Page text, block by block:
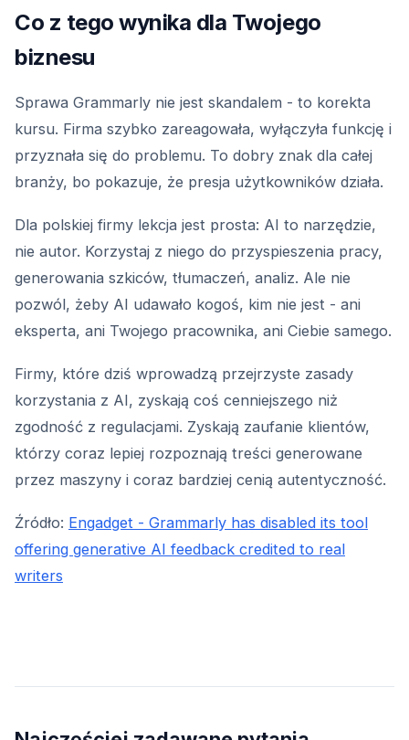
Co z tego wynika dla Twojego
biznesu
Sprawa Grammarly nie jest skandalem - to korekta
kursu. Firma szybko zareagowała, wyłączyła funkcję i
przyznała się do problemu. To dobry znak dla całej
branży, bo pokazuje, że presja użytkowników działa.
Dla polskiej firmy lekcja jest prosta: AI to narzędzie,
nie autor. Korzystaj z niego do przyspieszenia pracy,
generowania szkiców, tłumaczeń, analiz. Ale nie
pozwól, żeby AI udawało kogoś, kim nie jest - ani
eksperta, ani Twojego pracownika, ani Ciebie samego.
Firmy, które dziś wprowadzą przejrzyste zasady
korzystania z AI, zyskają coś cenniejszego niż
zgodność z regulacjami. Zyskają zaufanie klientów,
którzy coraz lepiej rozpoznają treści generowane
przez maszyny i coraz bardziej cenią autentyczność.
Źródło: Engadget - Grammarly has disabled its tool
offering generative AI feedback credited to real
writers